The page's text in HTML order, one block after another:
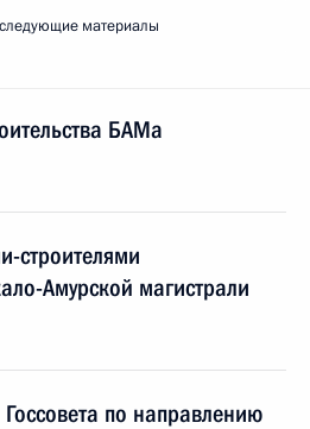
материалы
БАМа
строителями
Амурской магистрали
по направлению